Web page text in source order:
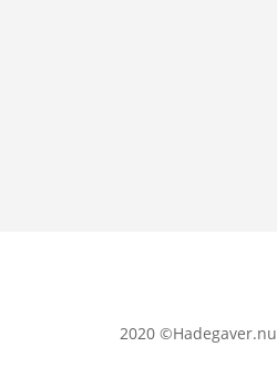
2020 ©Hadegaver.nu